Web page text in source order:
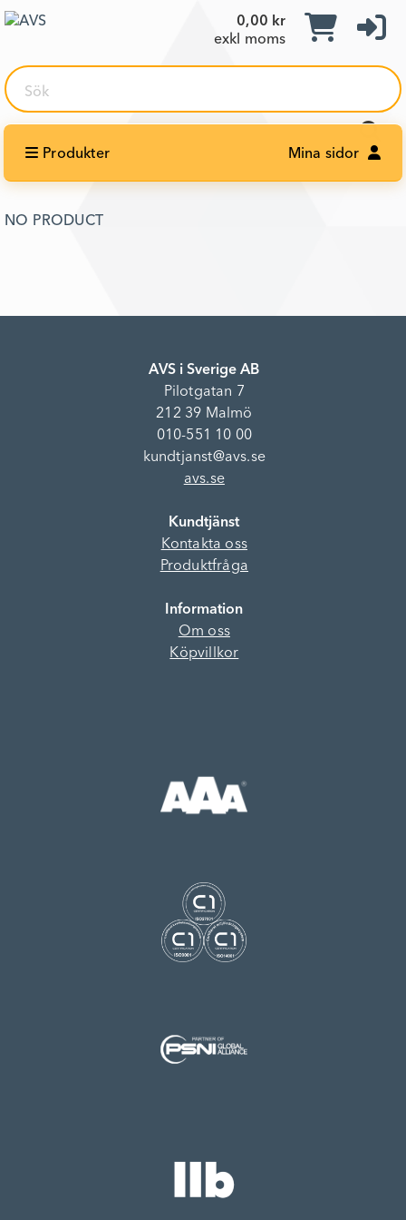
0,00 kr
exkl moms
Sök
Produkter Mina sidor
NO PRODUCT
AVS i Sverige AB
Pilotgatan 7
212 39 Malmö
010-551 10 00
kundtjanst@avs.se
avs.se
Kundtjänst
Kontakta oss
Produktfråga
Information
Om oss
Köpvillkor